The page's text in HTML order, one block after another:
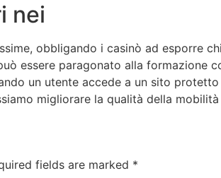
nei
obbligando i casinò ad esporre
essere paragonato alla formazione
un utente accede a un sito
migliorare la qualità della mobilità
fields are marked *